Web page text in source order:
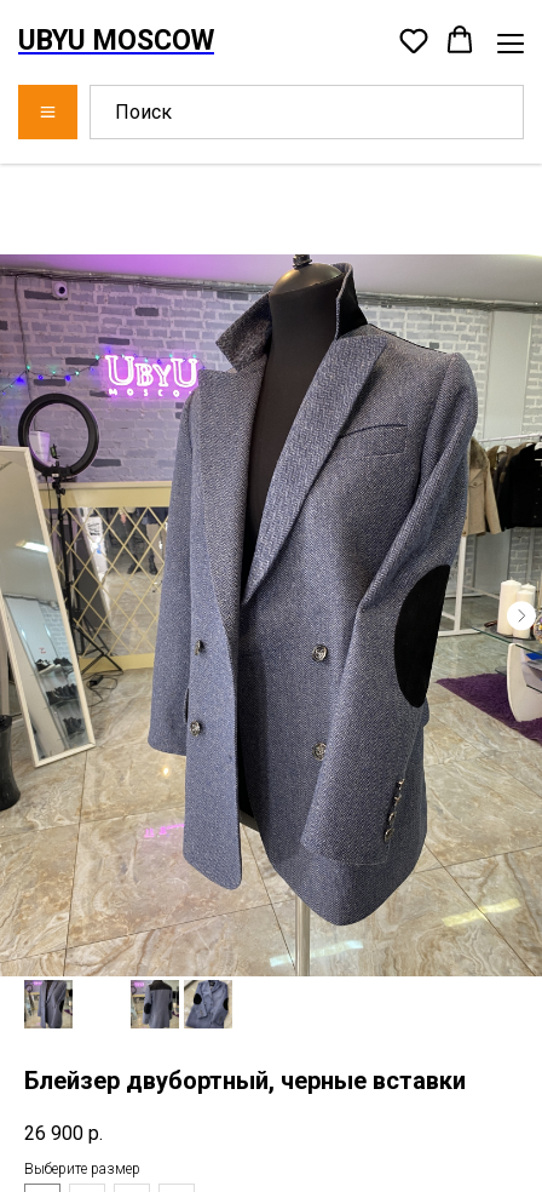
UBYU MOSCOW
Блейзер двубортный, черные вставки
26 900 р.
Выберите размер